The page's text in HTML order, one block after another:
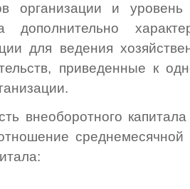
организации и уровень
дополнительно
для ведения
приведенные к
внеоборотного
среднемесячной